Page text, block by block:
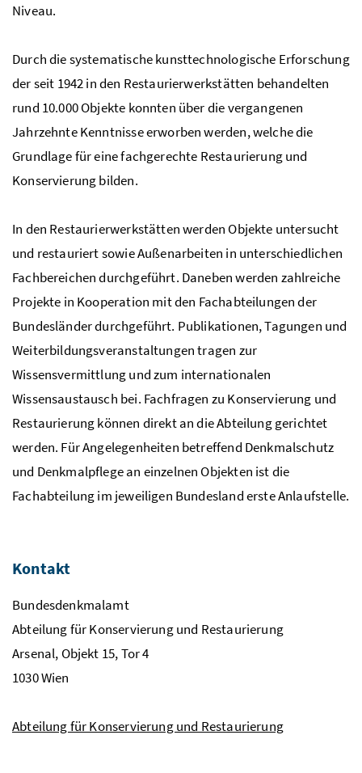
Niveau.
Durch die systematische kunsttechnologische Erforschung
der seit 1942 in den Restaurierwerkstätten behandelten
rund 10.000 Objekte konnten über die vergangenen
Jahrzehnte Kenntnisse erworben werden, welche die
Grundlage für eine fachgerechte Restaurierung und
Konservierung bilden.
In den Restaurierwerkstätten werden Objekte untersucht
und restauriert sowie Außenarbeiten in unterschiedlichen
Fachbereichen durchgeführt. Daneben werden zahlreiche
Projekte in Kooperation mit den Fachabteilungen der
Bundesländer durchgeführt. Publikationen, Tagungen und
Weiterbildungsveranstaltungen tragen zur
Wissensvermittlung und zum internationalen
Wissensaustausch bei. Fachfragen zu Konservierung und
Restaurierung können direkt an die Abteilung gerichtet
werden. Für Angelegenheiten betreffend Denkmalschutz
und Denkmalpflege an einzelnen Objekten ist die
Fachabteilung im jeweiligen Bundesland erste Anlaufstelle.
Kontakt
Bundesdenkmalamt
Abteilung für Konservierung und Restaurierung
Arsenal, Objekt 15, Tor 4
1030 Wien
Abteilung für Konservierung und Restaurierung